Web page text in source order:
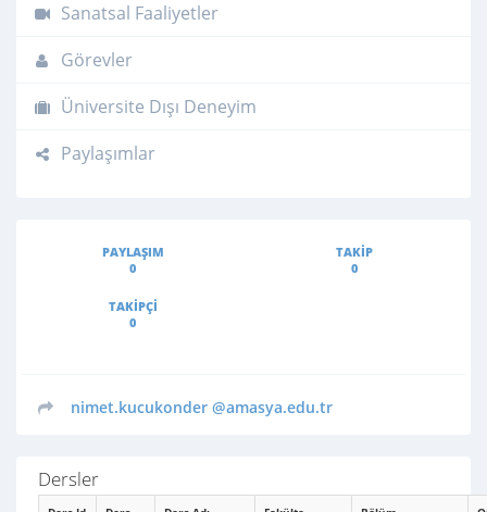
Sanatsal Faaliyetler
Görevler
Üniversite Dışı Deneyim
Paylaşımlar
PAYLAŞIM
0
TAKIP
0
TAKIPÇI
0
nimet.kucukonder @amasya.edu.tr
Dersler